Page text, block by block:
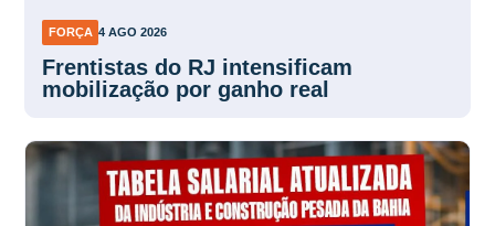
FORÇA 4 AGO 2026
Frentistas do RJ intensificam
mobilização por ganho real